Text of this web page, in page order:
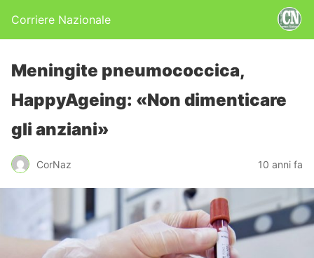
Corriere Nazionale
Meningite pneumococcica,
HappyAgeing: «Non dimenticare
gli anziani»
CorNaz 10 anni fa